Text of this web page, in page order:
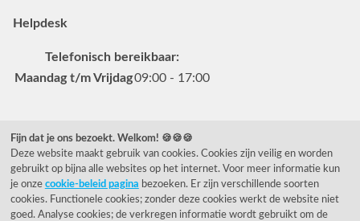
Helpdesk
Telefonisch bereikbaar:
Maandag t/m Vrijdag09:00 - 17:00
Veelgestelde vragen
0031 78 615 44 15
helpdesk@rietveldlicht.nl
Facebook InstagramPinterest
Fijn dat je ons bezoekt. Welkom! 🍪🍪🍪
Deze website maakt gebruik van cookies. Cookies zijn veilig en worden
gebruikt op bijna alle websites op het internet. Voor meer informatie kun
je onze cookie-beleid pagina bezoeken. Er zijn verschillende soorten
cookies. Functionele cookies; zonder deze cookies werkt de website niet
goed. Analyse cookies; de verkregen informatie wordt gebruikt om de